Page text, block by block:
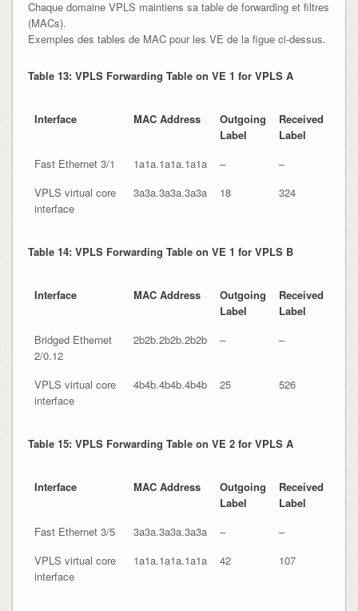
Chaque domaine VPLS maintiens sa table de forwarding et filtres
(MACs).
Exemples des tables de MAC pour les VE de la figue ci-dessus.
Table 13: VPLS Forwarding Table on VE 1 for VPLS A
Interface MAC Address
Outgoing
Label
Received
Label
Fast Ethernet 3/1
1a1a.1a1a.1a1a –
–
VPLS virtual core
interface
3a3a.3a3a.3a3a 18 324
Table 14: VPLS Forwarding Table on VE 1 for VPLS B
Interface MAC Address
Outgoing
Label
Received
Label
Bridged Ethernet
2/0.12
2b2b.2b2b.2b2b – –
VPLS virtual core
interface
4b4b.4b4b.4b4b 25 526
Table 15: VPLS Forwarding Table on VE 2 for VPLS A
Interface MAC Address
Outgoing
Label
Received
Label
Fast Ethernet 3/5
3a3a.3a3a.3a3a –
–
VPLS virtual core
interface
1a1a.1a1a.1a1a 42 107